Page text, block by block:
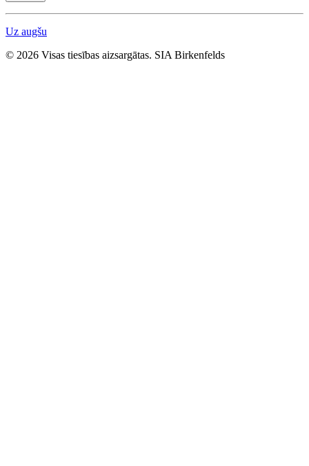
Uz augšu
© 2026 Visas tiesības aizsargātas. SIA Birkenfelds